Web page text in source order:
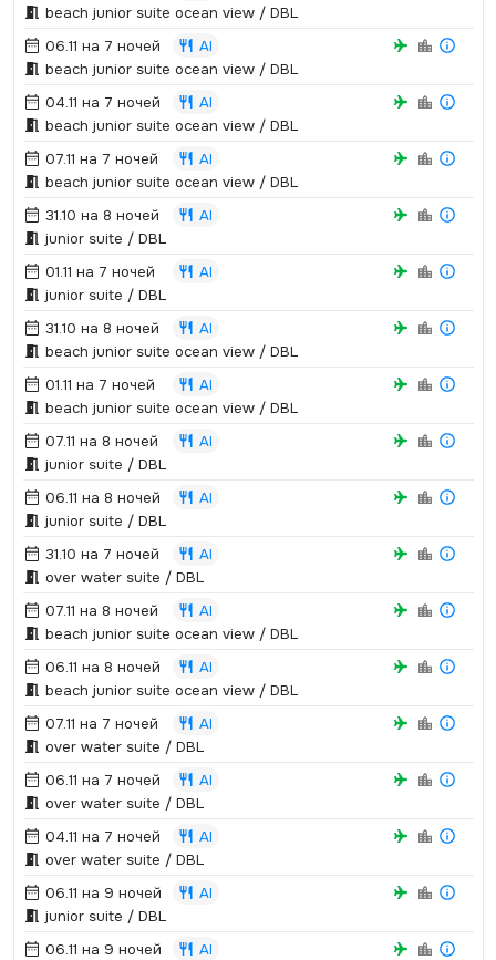
beach junior suite ocean view / DBL
06.11 на 7 ночей
AI
beach junior suite ocean view / DBL
04.11 на 7 ночей
AI
beach junior suite ocean view / DBL
07.11 на 7 ночей
AI
beach junior suite ocean view / DBL
31.10 на 8 ночей
AI
junior suite / DBL
01.11 на 7 ночей
AI
junior suite / DBL
31.10 на 8 ночей
AI
beach junior suite ocean view / DBL
01.11 на 7 ночей
AI
beach junior suite ocean view / DBL
07.11 на 8 ночей
AI
junior suite / DBL
06.11 на 8 ночей
AI
junior suite / DBL
31.10 на 7 ночей
AI
over water suite / DBL
07.11 на 8 ночей
AI
beach junior suite ocean view / DBL
06.11 на 8 ночей
AI
beach junior suite ocean view / DBL
07.11 на 7 ночей
AI
over water suite / DBL
06.11 на 7 ночей
AI
over water suite / DBL
04.11 на 7 ночей
AI
over water suite / DBL
06.11 на 9 ночей
AI
junior suite / DBL
06.11 на 9 ночей
AI